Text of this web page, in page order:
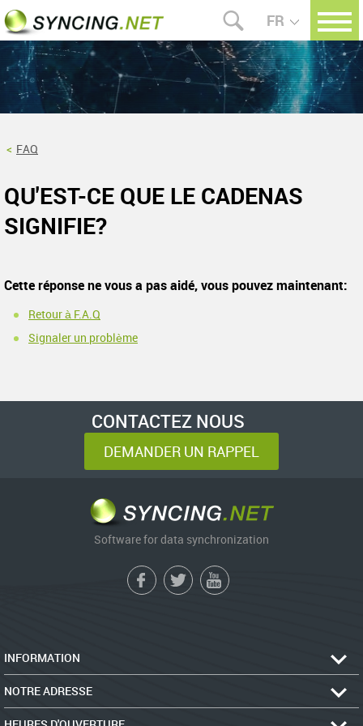
FR
FAQ
QU'EST-CE QUE LE CADENAS
SIGNIFIE?
Cette réponse ne vous a pas aidé, vous pouvez maintenant:
Retour à F.A.Q
Signaler un problème
CONTACTEZ NOUS
DEMANDER UN RAPPEL
Software for data synchronization
INFORMATION
NOTRE ADRESSE